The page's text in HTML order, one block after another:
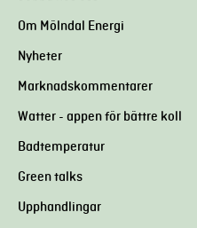
Om Mölndal Energi
Nyheter
Marknadskommentarer
Watter - appen för bättre koll
Badtemperatur
Green talks
Upphandlingar